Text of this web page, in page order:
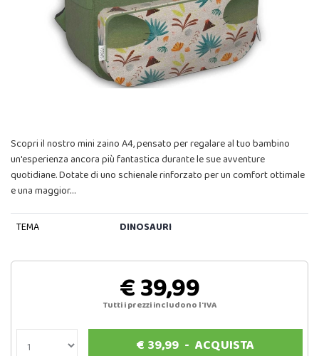
Scopri il nostro mini zaino A4, pensato per regalare al tuo bambino
un'esperienza ancora più fantastica durante le sue avventure
quotidiane. Dotate di uno schienale rinforzato per un comfort ottimale
e una maggior…
TEMA DINOSAURI
€ 39,99
Tutti i prezzi includono l'IVA
€ 39,99 -ACQUISTA